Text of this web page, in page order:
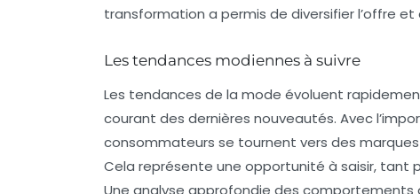
transformation a permis de diversifier l’offre
Les tendances modiennes à suivre
Les tendances de la mode évoluent
courant des dernières nouveautés. Avec
consommateurs se tournent vers des
Cela représente une opportunité à saisir, tant
Une analyse approfondie des